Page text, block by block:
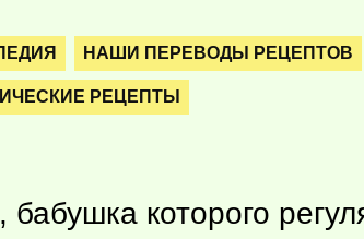
НАШИ ПЕРЕВОДЫ РЕЦЕПТОВ
РЕЦЕПТЫ
которого